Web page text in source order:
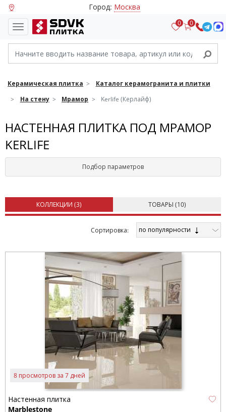
Город: Москва
0 0
Керамическая плитка
Каталог керамогранита и плитки
На стену
Мрамор Kerlife (Керлайф)
НАСТЕННАЯ ПЛИТКА ПОД МРАМОР
KERLIFE
Подбор параметров
КОЛЛЕКЦИИ (3) ТОВАРЫ (10)
Cортировка: по популярности
8 просмотров за 7 дней
Настенная плитка
Marblestone